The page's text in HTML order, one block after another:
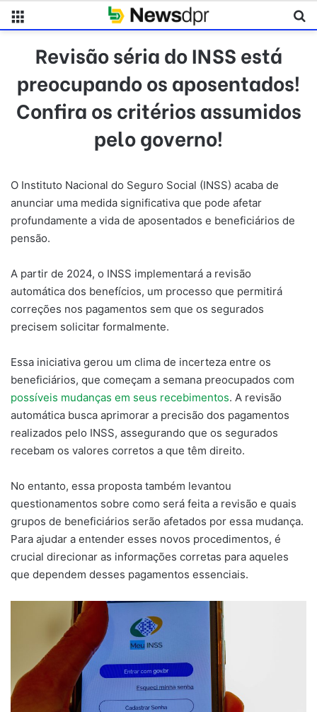
Revisão séria do INSS está
preocupando os aposentados!
Confira os critérios assumidos
pelo governo!
O Instituto Nacional do Seguro Social (INSS) acaba de
anunciar uma medida significativa que pode afetar
profundamente a vida de aposentados e beneficiários de
pensão.
A partir de 2024, o INSS implementará a revisão
automática dos benefícios, um processo que permitirá
correções nos pagamentos sem que os segurados
precisem solicitar formalmente.
Essa iniciativa gerou um clima de incerteza entre os
beneficiários, que começam a semana preocupados com
possíveis mudanças em seus recebimentos. A revisão
automática busca aprimorar a precisão dos pagamentos
realizados pelo INSS, assegurando que os segurados
recebam os valores corretos a que têm direito.
No entanto, essa proposta também levantou
questionamentos sobre como será feita a revisão e quais
grupos de beneficiários serão afetados por essa mudança.
Para ajudar a entender esses novos procedimentos, é
crucial direcionar as informações corretas para aqueles
que dependem desses pagamentos essenciais.